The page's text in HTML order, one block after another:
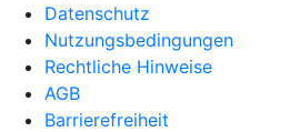
Datenschutz
Nutzungsbedingungen
Rechtliche Hinweise
AGB
Barrierefreiheit